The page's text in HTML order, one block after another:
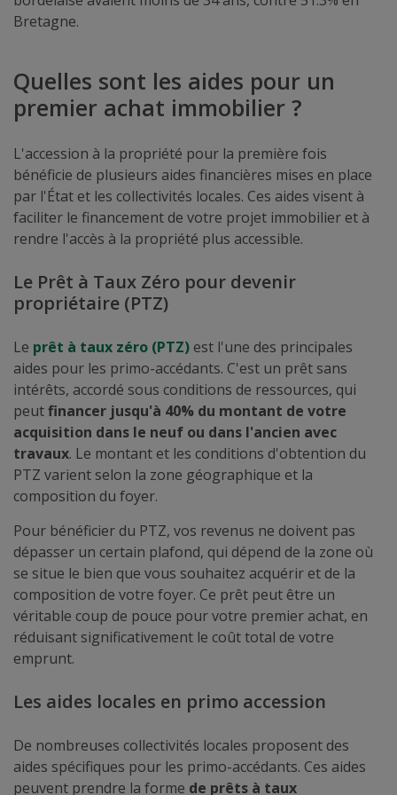
Bretagne.
Quelles sont les aides pour un
premier achat immobilier ?
L'accession à la propriété pour la première fois
bénéficie de plusieurs aides financières mises en place
par l'État et les collectivités locales. Ces aides visent à
faciliter le financement de votre projet immobilier et à
rendre l'accès à la propriété plus accessible.
Le Prêt à Taux Zéro pour devenir
propriétaire (PTZ)
Le prêt à taux zéro (PTZ) est l'une des principales
aides pour les primo-accédants. C'est un prêt sans
intérêts, accordé sous conditions de ressources, qui
peutfinancer jusqu'à 40% du montant de votre
acquisition dans le neuf ou dans l'ancien avec
travaux. Le montant et les conditions d'obtention du
PTZ varient selon la zone géographique et la
composition du foyer.
Pour bénéficier du PTZ, vos revenus ne doivent pas
dépasser un certain plafond, qui dépend de la zone où
se situe le bien que vous souhaitez acquérir et de la
composition de votre foyer. Ce prêt peut être un
véritable coup de pouce pour votre premier achat, en
réduisant significativement le coût total de votre
emprunt.
Les aides locales en primo accession
De nombreuses collectivités locales proposent des
aides spécifiques pour les primo-accédants. Ces aides
peuvent prendre la forme de prêts à taux